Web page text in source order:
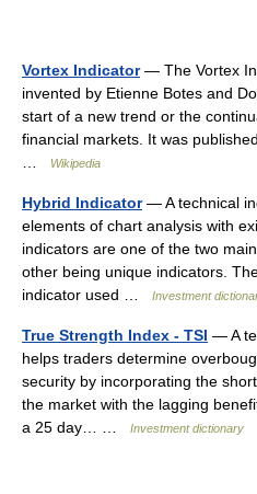
Vortex Indicator— The Vortex
invented by Etienne Botes and
start of a new trend or the
financial markets. It was
Wikipedia
Hybrid Indicator— A technical
elements of chart analysis with
indicators are one of the two
other being unique indicators.
indicator used …
Investment
True Strength Index - TSI — A
helps traders determine
security by incorporating the
the market with the lagging
a 25 day… …
Investment dictionary